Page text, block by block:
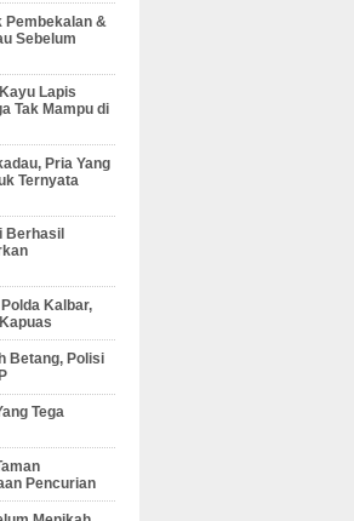
Pembekalan &
Sebelum
Lapis
Tak Mampu di
Pria Yang
Ternyata
Berhasil
Kalbar,
Betang, Polisi
Tega
Pencurian